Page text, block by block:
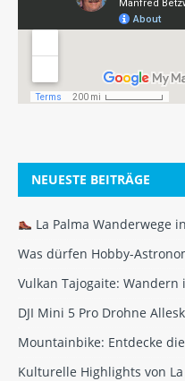
NEUESTE BEITRÄGE
La Palma Wanderwege
Was dürfen Hobby-
Vulkan Tajogaite:
DJI Mini 5 Pro Drohne
Mountainbike: Entdecke
Kulturelle Highlights von La